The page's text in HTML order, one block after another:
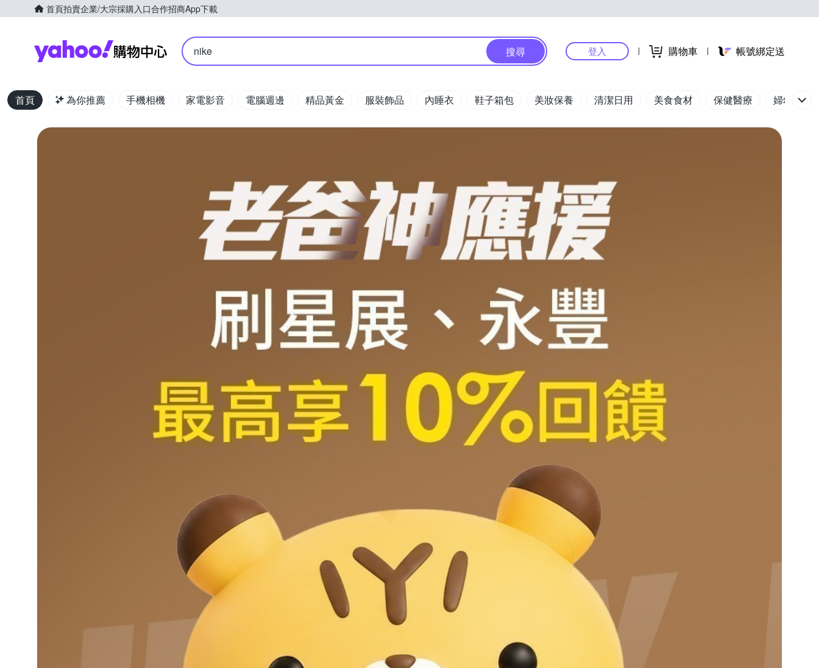
首頁拍賣企業/大宗採購入口合作招商App下載
Yahoo購物中心
nike 搜尋 登入 購物車 帳號綁定送
首頁 為你推薦 手機相機 家電影音 電腦週邊 精品黃金 服裝飾品 內睡衣 鞋子箱包 美妝保養 清潔日用 美食食材 保健醫療 婦幼玩具